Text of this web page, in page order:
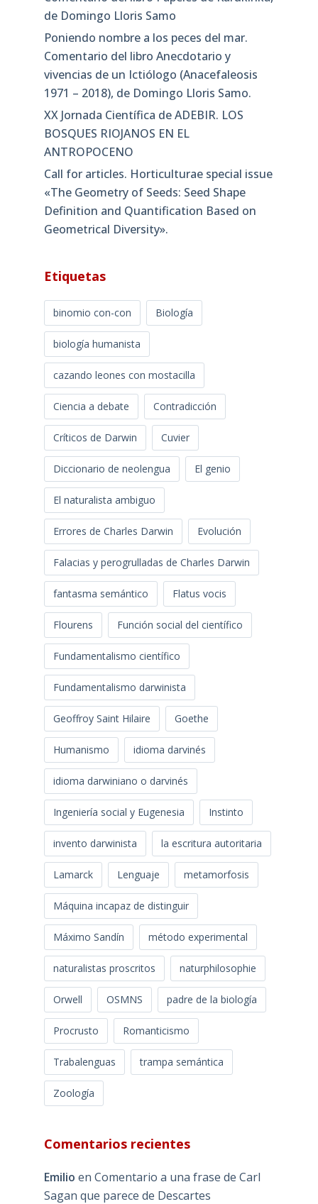
de Domingo Lloris Samo
Poniendo nombre a los peces del mar.
Comentario del libro Anecdotario y
vivencias de un Ictiólogo (Anacefaleosis
1971 – 2018), de Domingo Lloris Samo.
XX Jornada Científica de ADEBIR. LOS
BOSQUES RIOJANOS EN EL
ANTROPOCENO
Call for articles. Horticulturae special issue
«The Geometry of Seeds: Seed Shape
Definition and Quantification Based on
Geometrical Diversity»​.
Etiquetas
binomio con-con Biología
biología humanista
cazando leones con mostacilla
Ciencia a debate Contradicción
Críticos de Darwin Cuvier
Diccionario de neolengua El genio
El naturalista ambiguo
Errores de Charles Darwin Evolución
Falacias y perogrulladas de Charles Darwin
fantasma semántico Flatus vocis
Flourens Función social del científico
Fundamentalismo científico
Fundamentalismo darwinista
Geoffroy Saint Hilaire Goethe
Humanismo idioma darvinés
idioma darwiniano o darvinés
Ingeniería social y Eugenesia Instinto
invento darwinista la escritura autoritaria
Lamarck Lenguaje metamorfosis
Máquina incapaz de distinguir
Máximo Sandín método experimental
naturalistas proscritos naturphilosophie
Orwell OSMNS padre de la biología
Procrusto Romanticismo
Trabalenguas trampa semántica
Zoología
Comentarios recientes
Emilio en Comentario a una frase de Carl
Sagan que parece de Descartes